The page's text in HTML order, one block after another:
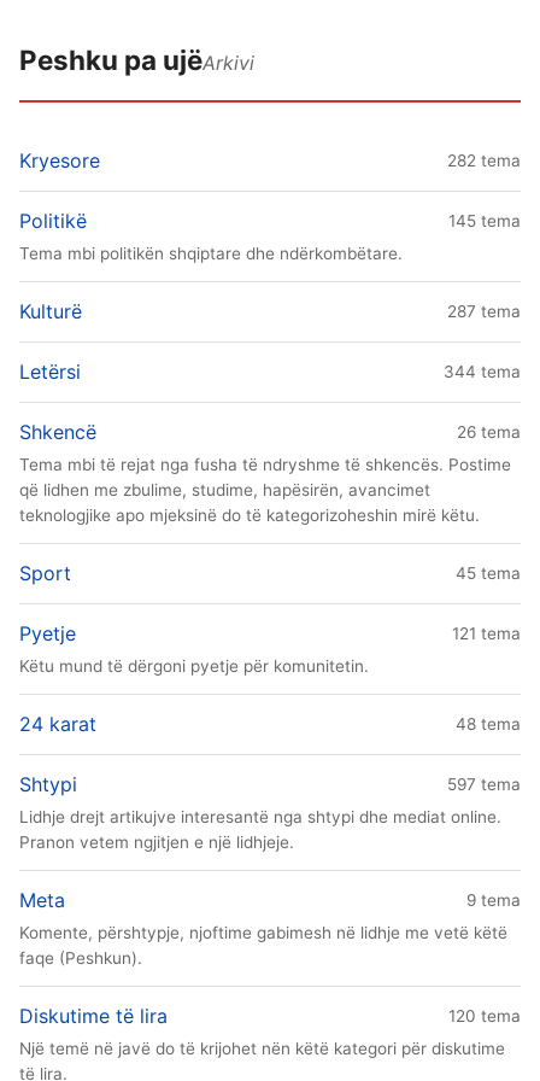
Peshku pa ujëArkivi
Kryesore 282 tema
Politikë
145 tema
Tema mbi politikën shqiptare dhe ndërkombëtare.
Kulturë 287 tema
Letërsi 344 tema
Shkencë
26 tema
Tema mbi të rejat nga fusha të ndryshme të shkencës. Postime
që lidhen me zbulime, studime, hapësirën, avancimet
teknologjike apo mjeksinë do të kategorizoheshin mirë këtu.
Sport 45 tema
Pyetje
121 tema
Këtu mund të dërgoni pyetje për komunitetin.
24 karat 48 tema
Shtypi
597 tema
Lidhje drejt artikujve interesantë nga shtypi dhe mediat online.
Pranon vetem ngjitjen e një lidhjeje.
Meta
9 tema
Komente, përshtypje, njoftime gabimesh në lidhje me vetë këtë
faqe (Peshkun).
Diskutime të lira
120 tema
Një temë në javë do të krijohet nën këtë kategori për diskutime
të lira.